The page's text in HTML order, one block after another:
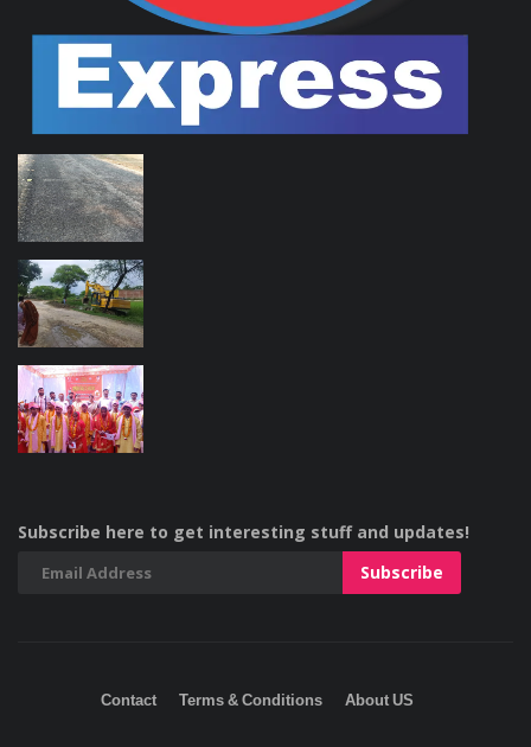
Subscribe here to get interesting stuff and updates!
Contact Terms & Conditions About US